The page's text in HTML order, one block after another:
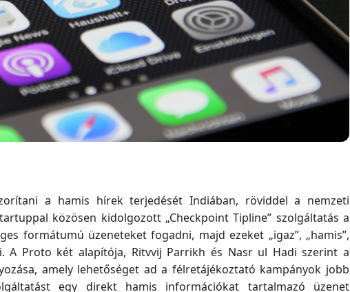
a hamis hírek terjedését Indiában, röviddel a nemzeti
közösen kidolgozott „Checkpoint Tipline” szolgáltatás a
formátumú üzeneteket fogadni, majd ezeket „igaz”, „hamis”,
A Proto két alapítója, Ritvvij Parrikh és Nasr ul Hadi szerint a
amely lehetőséget ad a félretájékoztató kampányok jobb
egy direkt hamis információkat tartalmazó üzenet